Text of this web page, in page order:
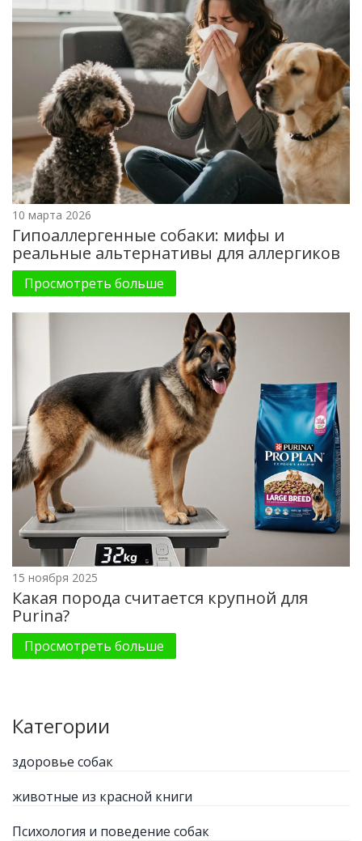
10 марта 2026
Гипоаллергенные собаки: мифы и
реальные альтернативы для аллергиков
Просмотреть больше
15 ноября 2025
Какая порода считается крупной для
Purina?
Просмотреть больше
Категории
здоровье собак
животные из красной книги
Психология и поведение собак